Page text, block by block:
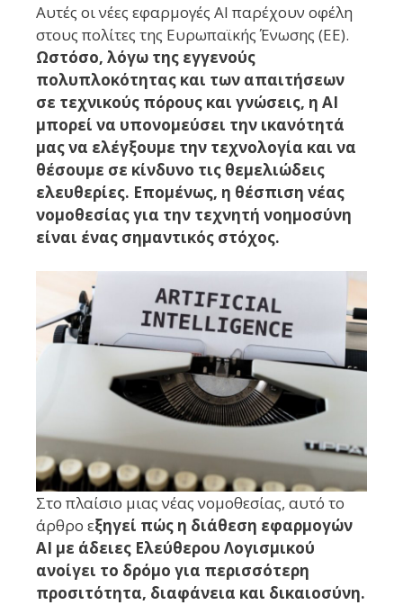
Αυτές οι νέες εφαρμογές AI παρέχουν οφέλη
στους πολίτες της Ευρωπαϊκής Ένωσης (ΕΕ).
Ωστόσο, λόγω της εγγενούς
πολυπλοκότητας και των απαιτήσεων
σε τεχνικούς πόρους και γνώσεις, η AI
μπορεί να υπονομεύσει την ικανότητά
μας να ελέγξουμε την τεχνολογία και να
θέσουμε σε κίνδυνο τις θεμελιώδεις
ελευθερίες. Επομένως, η θέσπιση νέας
νομοθεσίας για την τεχνητή νοημοσύνη
είναι ένας σημαντικός στόχος.
Στο πλαίσιο μιας νέας νομοθεσίας, αυτό το
άρθρο εξηγεί πώς η διάθεση εφαρμογών
AI με άδειες Ελεύθερου Λογισμικού
ανοίγει το δρόμο για περισσότερη
προσιτότητα, διαφάνεια και δικαιοσύνη.